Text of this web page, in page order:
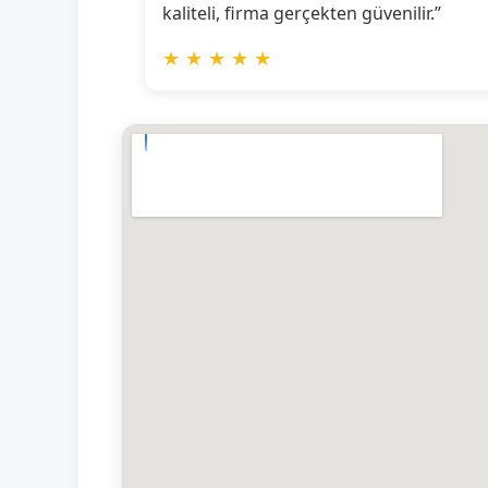
kaliteli, firma gerçekten güvenilir.”
★ ★ ★ ★ ★